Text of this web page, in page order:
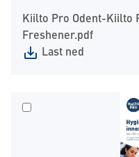
Kiilto Pro Odent-Kiilto
Freshener.pdf
Last ned